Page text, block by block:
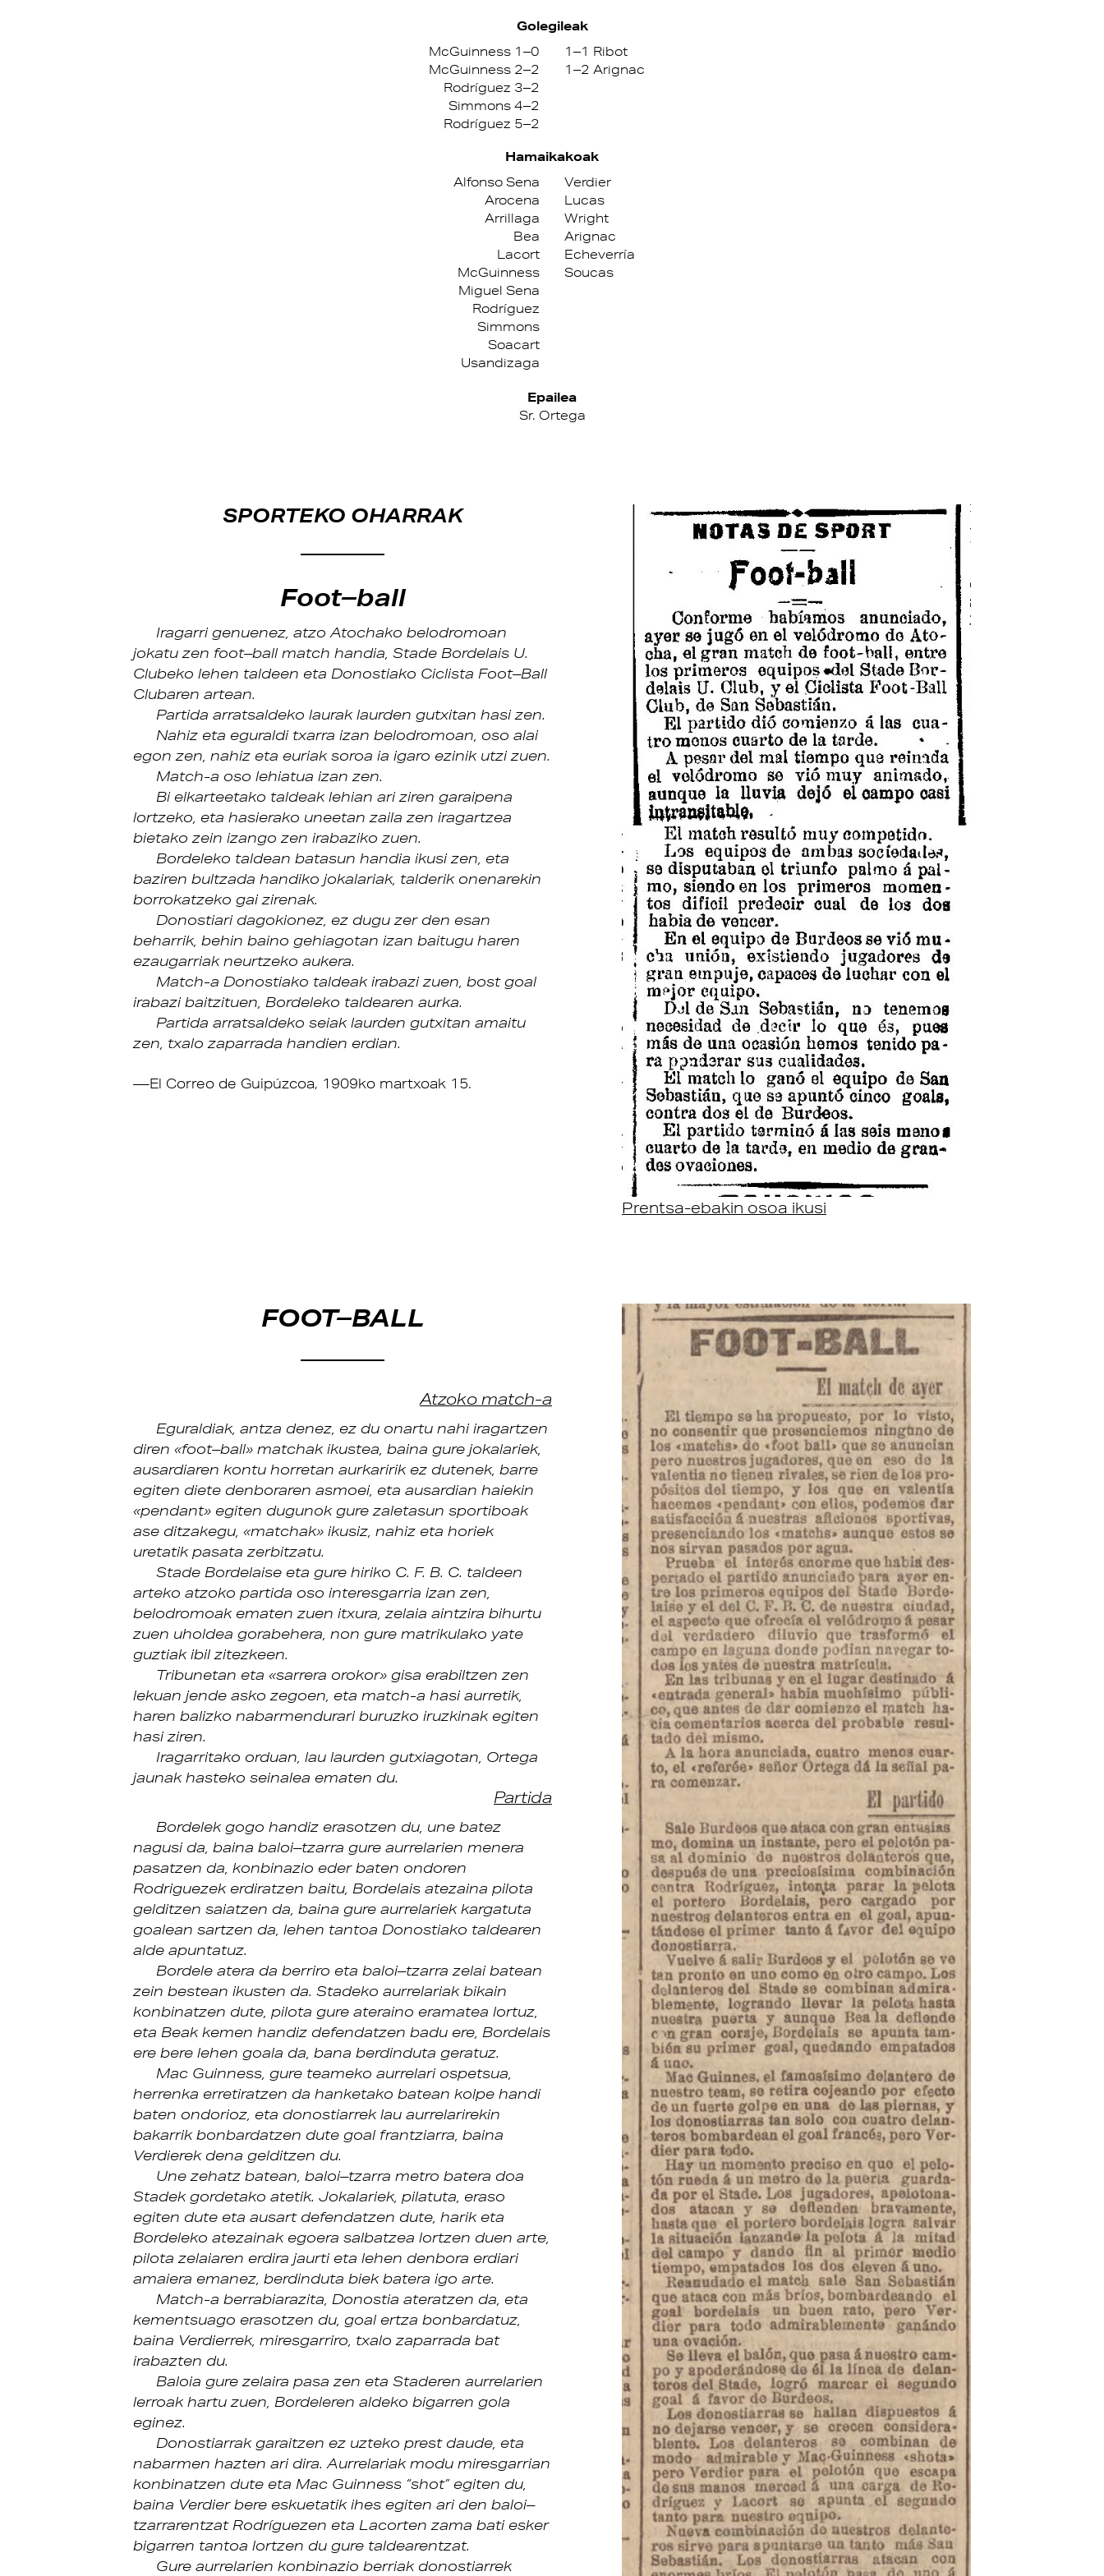
Golegileak
McGuinness 1–0
McGuinness 2–2
Rodríguez 3–2
Simmons 4–2
Rodríguez 5–2
1–1 Ribot
1–2 Arignac
Hamaikakoak
Alfonso Sena
Arocena
Arrillaga
Bea
Lacort
McGuinness
Miguel Sena
Rodríguez
Simmons
Soacart
Usandizaga
Verdier
Lucas
Wright
Arignac
Echeverría
Soucas
Epailea
Sr. Ortega
SPORTEKO OHARRAK
Foot–ball
Iragarri genuenez, atzo Atochako belodromoan
jokatu zen foot–ball match handia, Stade Bordelais U.
Clubeko lehen taldeen eta Donostiako Ciclista Foot–Ball
Clubaren artean.
Partida arratsaldeko laurak laurden gutxitan hasi zen.
Nahiz eta eguraldi txarra izan belodromoan, oso alai
egon zen, nahiz eta euriak soroa ia igaro ezinik utzi zuen.
Match-a oso lehiatua izan zen.
Bi elkarteetako taldeak lehian ari ziren garaipena
lortzeko, eta hasierako uneetan zaila zen iragartzea
bietako zein izango zen irabaziko zuen.
Bordeleko taldean batasun handia ikusi zen, eta
baziren bultzada handiko jokalariak, talderik onenarekin
borrokatzeko gai zirenak.
Donostiari dagokionez, ez dugu zer den esan
beharrik, behin baino gehiagotan izan baitugu haren
ezaugarriak neurtzeko aukera.
Match-a Donostiako taldeak irabazi zuen, bost goal
irabazi baitzituen, Bordeleko taldearen aurka.
Partida arratsaldeko seiak laurden gutxitan amaitu
zen, txalo zaparrada handien erdian.
El Correo de Guipúzcoa, 1909ko martxoak 15.
Prentsa-ebakin osoa ikusi
FOOT–BALL
Atzoko match-a
Eguraldiak, antza denez, ez du onartu nahi iragartzen
diren «foot–ball» matchak ikustea, baina gure jokalariek,
ausardiaren kontu horretan aurkaririk ez dutenek, barre
egiten diete denboraren asmoei, eta ausardian haiekin
«pendant» egiten dugunok gure zaletasun sportiboak
ase ditzakegu, «matchak» ikusiz, nahiz eta horiek
uretatik pasata zerbitzatu.
Stade Bordelaise eta gure hiriko C. F. B. C. taldeen
arteko atzoko partida oso interesgarria izan zen,
belodromoak ematen zuen itxura, zelaia aintzira bihurtu
zuen uholdea gorabehera, non gure matrikulako yate
guztiak ibil zitezkeen.
Tribunetan eta «sarrera orokor» gisa erabiltzen zen
lekuan jende asko zegoen, eta match-a hasi aurretik,
haren balizko nabarmendurari buruzko iruzkinak egiten
hasi ziren.
Iragarritako orduan, lau laurden gutxiagotan, Ortega
jaunak hasteko seinalea ematen du.
Partida
Bordelek gogo handiz erasotzen du, une batez
nagusi da, baina baloi–tzarra gure aurrelarien menera
pasatzen da, konbinazio eder baten ondoren
Rodriguezek erdiratzen baitu, Bordelais atezaina pilota
gelditzen saiatzen da, baina gure aurrelariek kargatuta
goalean sartzen da, lehen tantoa Donostiako taldearen
alde apuntatuz.
Bordele atera da berriro eta baloi–tzarra zelai batean
zein bestean ikusten da. Stadeko aurrelariak bikain
konbinatzen dute, pilota gure ateraino eramatea lortuz,
eta Beak kemen handiz defendatzen badu ere, Bordelais
ere bere lehen goala da, bana berdinduta geratuz.
Mac Guinness, gure teameko aurrelari ospetsua,
herrenka erretiratzen da hanketako batean kolpe handi
baten ondorioz, eta donostiarrek lau aurrelarirekin
bakarrik bonbardatzen dute goal frantziarra, baina
Verdierek dena gelditzen du.
Une zehatz batean, baloi–tzarra metro batera doa
Stadek gordetako atetik. Jokalariek, pilatuta, eraso
egiten dute eta ausart defendatzen dute, harik eta
Bordeleko atezainak egoera salbatzea lortzen duen arte,
pilota zelaiaren erdira jaurti eta lehen denbora erdiari
amaiera emanez, berdinduta biek batera igo arte.
Match-a berrabiarazita, Donostia ateratzen da, eta
kementsuago erasotzen du, goal ertza bonbardatuz,
baina Verdierrek, miresgarriro, txalo zaparrada bat
irabazten du.
Baloia gure zelaira pasa zen eta Staderen aurrelarien
lerroak hartu zuen, Bordeleren aldeko bigarren gola
eginez.
Donostiarrak garaitzen ez uzteko prest daude, eta
nabarmen hazten ari dira. Aurrelariak modu miresgarrian
konbinatzen dute eta Mac Guinness “shot” egiten du,
baina Verdier bere eskuetatik ihes egiten ari den baloi–
tzarrarentzat Rodríguezen eta Lacorten zama bati esker
bigarren tantoa lortzen du gure taldearentzat.
Gure aurrelarien konbinazio berriak donostiarrek